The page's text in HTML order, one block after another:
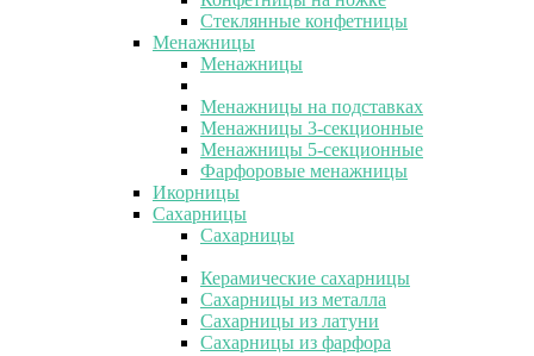
Стеклянные конфетницы
Менажницы
Менажницы
Менажницы на подставках
Менажницы 3-секционные
Менажницы 5-секционные
Фарфоровые менажницы
Икорницы
Сахарницы
Сахарницы
Керамические сахарницы
Сахарницы из металла
Сахарницы из латуни
Сахарницы из фарфора